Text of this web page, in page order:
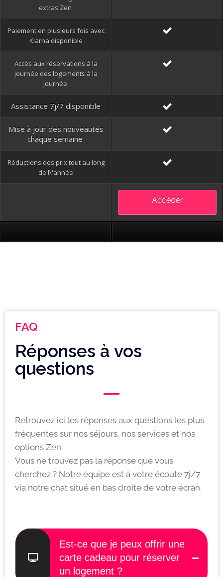
extras Zen
Paiement en plusieurs fois avec
Klarna disponible
Accès aux réservations à la
journée des logements à la
journée
Assistance 7j/7 disponible
Mise à jour des nouveautés
chaque semaine
Réductions des prix tout au long
de l\'année
Accéder
FAQ
Réponses à vos
questions
Retrouvez ici les réponses aux questions les plus
fréquentes sur nos séjours, nos services et nos
options Zen.
Vous ne trouvez pas la réponse que vous
cherchez ? Notre équipe est à votre écoute 7j/7
via notre chat situé en bas droite de votre écran.
Est-ce que je peux offrir une
carte cadeau pour réserver
un logement ?